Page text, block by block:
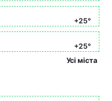
+25°
+25°
Усі міста